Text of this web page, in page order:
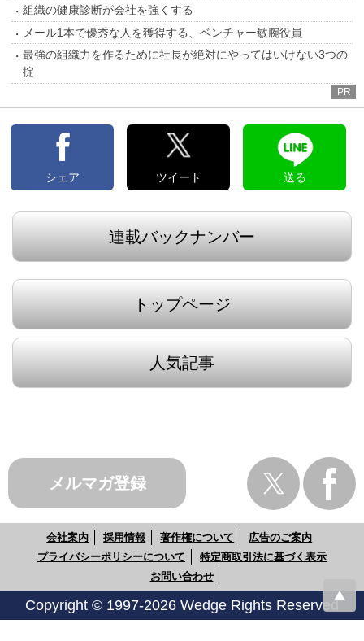
組織の健康診断が会社を強くする
メール1本で優秀な人を獲得する、ベンチャー敏腕役員
最強の組織力を作るために社長が絶対にやってはいけない3つの
掟
PR
シェア ツイート 送る
連載バックナンバー
トップページ
人気記事
メルマガ登録
会社案内 採用情報 著作権について
広告のご案内
プライバシーポリシーについて
特定商取引法に基づく表示
お問い合わせ
Copyright © 1997-2026 Wedge Rights Reserved